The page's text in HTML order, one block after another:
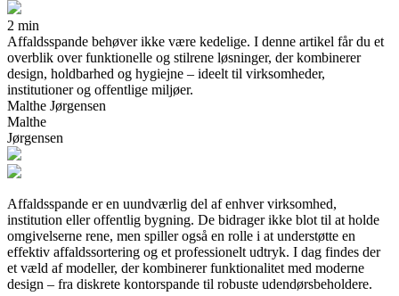
2 min
Affaldsspande behøver ikke være kedelige. I denne artikel får du et
overblik over funktionelle og stilrene løsninger, der kombinerer
design, holdbarhed og hygiejne – ideelt til virksomheder,
institutioner og offentlige miljøer.
Malthe Jørgensen
Malthe
Jørgensen
Affaldsspande er en uundværlig del af enhver virksomhed,
institution eller offentlig bygning. De bidrager ikke blot til at holde
omgivelserne rene, men spiller også en rolle i at understøtte en
effektiv affaldssortering og et professionelt udtryk. I dag findes der
et væld af modeller, der kombinerer funktionalitet med moderne
design – fra diskrete kontorspande til robuste udendørsbeholdere.